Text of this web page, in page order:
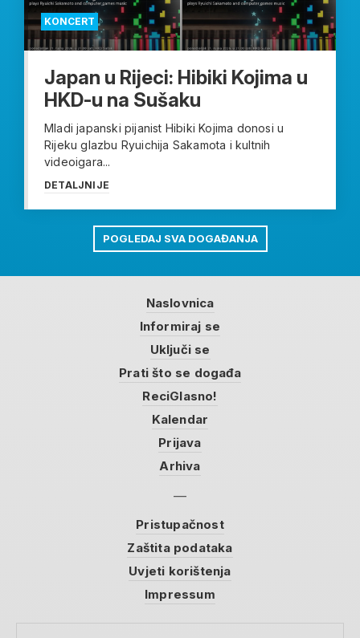
KONCERT
Japan u Rijeci: Hibiki Kojima u
HKD-u na Sušaku
Mladi japanski pijanist Hibiki Kojima donosi u
Rijeku glazbu Ryuichija Sakamota i kultnih
videoigara...
DETALJNIJE
POGLEDAJ SVA DOGAĐANJA
Naslovnica
Informiraj se
Uključi se
Prati što se događa
ReciGlasno!
Kalendar
Prijava
Arhiva
Pristupačnost
Zaštita podataka
Uvjeti korištenja
Impressum